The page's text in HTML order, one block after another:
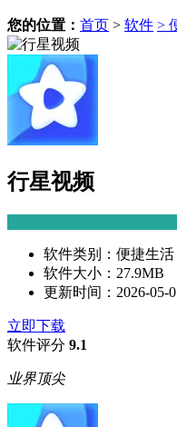
您的位置： 首页 > 软件 >
行星视频
软件类别： 便捷生活
软件大小： 27.9MB
更新时间： 2026-05-
立即下载
软件评分 9.1
业界顶尖